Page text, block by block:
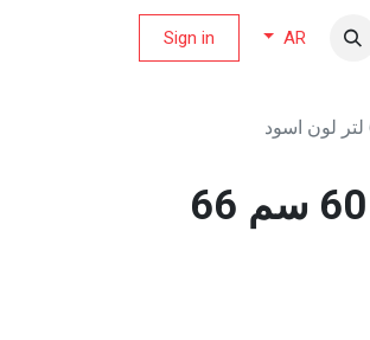
AR
Sign in
بوش فرن مدمج كهربائي 60 سم 66